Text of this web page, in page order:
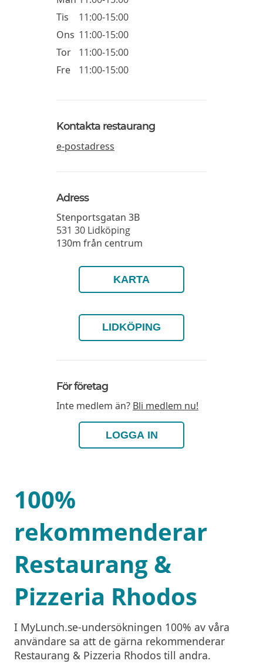
Tis
11:00-15:00
Ons 11:00-15:00
Tor
11:00-15:00
Fre
11:00-15:00
Kontakta restaurang
e-postadress
Adress
Stenportsgatan 3B
531 30 Lidköping
130m från centrum
KARTA
LIDKÖPING
För företag
Inte medlem än? Bli medlem nu!
LOGGA IN
100%
rekommenderar
Restaurang &
Pizzeria Rhodos
I MyLunch.se-undersökningen 100% av våra
användare sa att de gärna rekommenderar
Restaurang & Pizzeria Rhodos till andra.